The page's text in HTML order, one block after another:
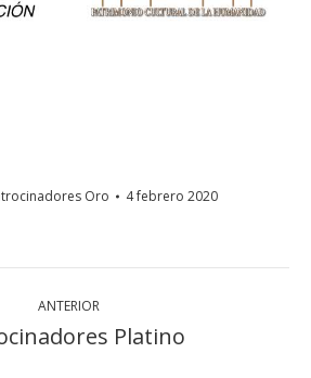
Oro 4 febrero 2020
ANTERIOR
Álbum Platino